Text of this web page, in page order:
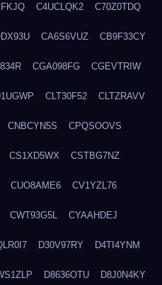
C4UCLQK2 C70Z0TDQ
CA6S6VUZ CB9F33CY
CGA098FG CGEVTRIW
CLT30F52 CLTZRAVV
CNBCYN5S CPQSOOVS
CS1XD5WX CSTBG7NZ
CUO8AME6 CV1YZL76
CWT93G5L CYAAHDEJ
D30V97RY D4TI4YNM
D8636OTU D8J0N4KY